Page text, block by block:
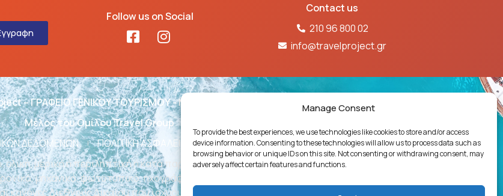
Manage Consent
To provide the best experiences, we use technologies like cookies to store and/or access
device information. Consenting to these technologies will allow us to process data such as
browsing behavior or unique IDs on this site. Not consenting or withdrawing consent, may
adversely affect certain features and functions.
Follow us on Social
Contact us
210 96 800 02
info@travelproject.gr
– ΓΡΑΦΕΙΟ ΓΕΝΙΚΟΥ ΤΟΥΡΙΣΜΟΥ - ΜΗΤΕ: 0261Ε60000718601
Μέλος του Ομίλου Travel Group
ΔΕΔΟΜΕΝΩΝ
ΠΟΛΙΤΙΚΗ ΑΣΦΑΛΕΙΑΣ ΛΕΙΤΟΥΡΓΙΩΝ
ΔΗΛΩΣΗ ΠΟΛΙΤΙΚΗΣ ΠΟΙΟΤΗΤΑΣ
μερική ή περιληπτική ή κατά παράφραση ή διασκευή απόδοση του περιεχομένου του
μηχανικό, φωτοτυπικό, ηχογράφησης ή άλλο, χωρίς προηγούμενη γραπτή άδεια. Νόμος
κανόνες Διεθνούς Δικαίου που ισχύουν στην Ελλάδα.